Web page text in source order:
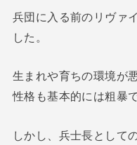
兵団に入る前のリヴァ
した。
生まれや育ちの環境が
性格も基本的には粗暴で
しかし、兵士長として